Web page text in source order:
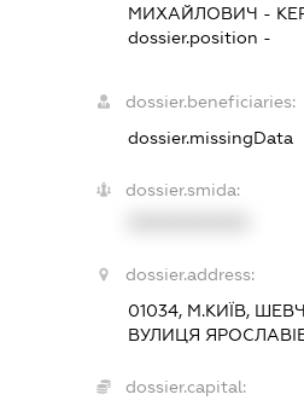
МИХАЙЛОВИЧ -
dossier.position -
dossier.beneficiaries:
dossier.missingData
dossier.smida:
dossier.address:
01034, М.КИЇВ,
ВУЛИЦЯ
dossier.capital: